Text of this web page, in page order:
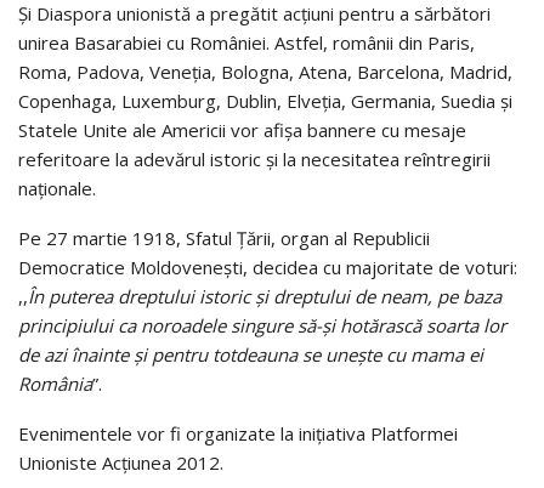
Și Diaspora unionistă a pregătit acțiuni pentru a sărbători
unirea Basarabiei cu României. Astfel, românii din Paris,
Roma, Padova, Veneția, Bologna, Atena, Barcelona, Madrid,
Copenhaga, Luxemburg, Dublin, Elveția, Germania, Suedia și
Statele Unite ale Americii vor afișa bannere cu mesaje
referitoare la adevărul istoric și la necesitatea reîntregirii
naționale.
Pe 27 martie 1918, Sfatul Țării, organ al Republicii
Democratice Moldovenești, decidea cu majoritate de voturi:
,,În puterea dreptului istoric și dreptului de neam, pe baza
principiului ca noroadele singure să-și hotărască soarta lor
de azi înainte și pentru totdeauna se unește cu mama ei
România”.
Evenimentele vor fi organizate la inițiativa Platformei
Unioniste Acțiunea 2012.